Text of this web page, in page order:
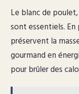
Le blanc de
sont essentiels.
préservent la
gourmand en
pour brûler des